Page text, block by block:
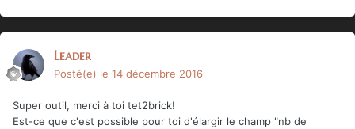
Leader
Posté(e) le 14 décembre 2016
Super outil, merci à toi tet2brick!
Est-ce que c'est possible pour toi d'élargir le champ "nb de